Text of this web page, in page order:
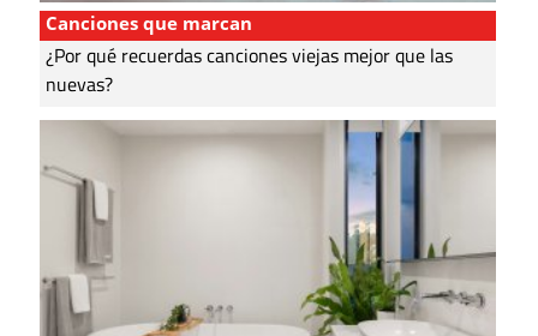
Canciones que marcan
¿Por qué recuerdas canciones viejas mejor que las
nuevas?